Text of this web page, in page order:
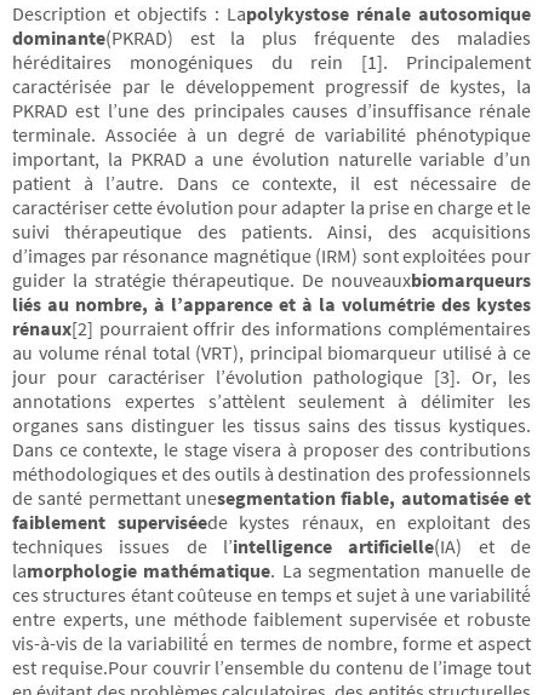
Description et objectifs : Lapolykystose rénale autosomique
dominante(PKRAD) est la plus fréquente des maladies
héréditaires monogéniques du rein [1]. Principalement
caractérisée par le développement progressif de kystes, la
PKRAD est l’une des principales causes d’insuffisance rénale
terminale. Associée à un degré de variabilité phénotypique
important, la PKRAD a une évolution naturelle variable d’un
patient à l’autre. Dans ce contexte, il est nécessaire de
caractériser cette évolution pour adapter la prise en charge et le
suivi thérapeutique des patients. Ainsi, des acquisitions
d’images par résonance magnétique (IRM) sont exploitées pour
guider la stratégie thérapeutique. De nouveauxbiomarqueurs
liés au nombre, à l’apparence et à la volumétrie des kystes
rénaux[2] pourraient offrir des informations complémentaires
au volume rénal total (VRT), principal biomarqueur utilisé à ce
jour pour caractériser l’évolution pathologique [3]. Or, les
annotations expertes s’attèlent seulement à délimiter les
organes sans distinguer les tissus sains des tissus kystiques.
Dans ce contexte, le stage visera à proposer des contributions
méthodologiques et des outils à destination des professionnels
de santé permettant unesegmentation fiable, automatisée et
faiblement superviséede kystes rénaux, en exploitant des
techniques issues de l’intelligence artificielle(IA) et de
lamorphologie mathématique. La segmentation manuelle de
ces structures étant coûteuse en temps et sujet à une variabilité́
entre experts, une méthode faiblement supervisée et robuste
vis-à-vis de la variabilité́ en termes de nombre, forme et aspect
est requise.Pour couvrir l’ensemble du contenu de l’image tout